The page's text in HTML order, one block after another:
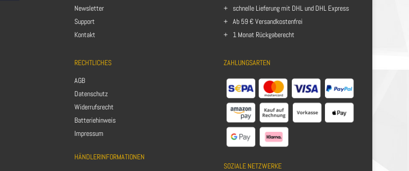
Newsletter
Support
Kontakt
schnelle Lieferung mit DHL und DHL Express
Ab 59 € Versandkostenfrei
1 Monat Rückgaberecht
RECHTLICHES
AGB
Datenschutz
Widerrufsrecht
Batteriehinweis
Impressum
HÄNDLERINFORMATIONEN
ZAHLUNGSARTEN
SOZIALE NETZWERKE